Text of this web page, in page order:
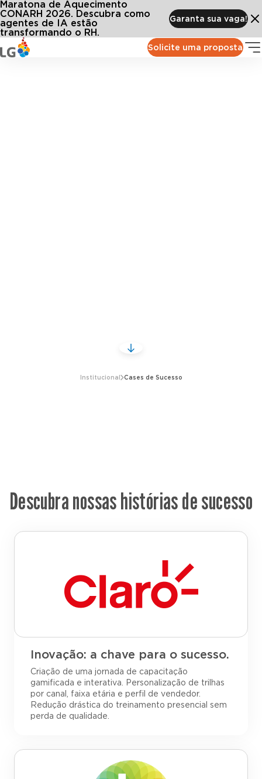
Solicite uma proposta
Maratona de Aquecimento
CONARH 2026. Descubra como
agentes de IA estão
transformando o RH.
Garanta sua vaga!
Institucional Cases de Sucesso
Descubra nossas histórias de sucesso
Inovação: a chave para o sucesso.
Criação de uma jornada de capacitação
gamificada e interativa. Personalização de trilhas
por canal, faixa etária e perfil de vendedor.
Redução drástica do treinamento presencial sem
perda de qualidade.